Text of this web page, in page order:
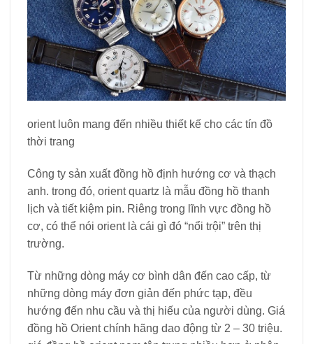
orient luôn mang đến nhiều thiết kế cho các tín đồ
thời trang
Công ty sản xuất đồng hồ định hướng cơ và thạch
anh. trong đó, orient quartz là mẫu đồng hồ thanh
lịch và tiết kiệm pin. Riêng trong lĩnh vực đồng hồ
cơ, có thể nói orient là cái gì đó “nổi trội” trên thị
trường.
Từ những dòng máy cơ bình dân đến cao cấp, từ
những dòng máy đơn giản đến phức tạp, đều
hướng đến nhu cầu và thị hiếu của người dùng. Giá
đồng hồ Orient chính hãng dao động từ 2 – 30 triệu.